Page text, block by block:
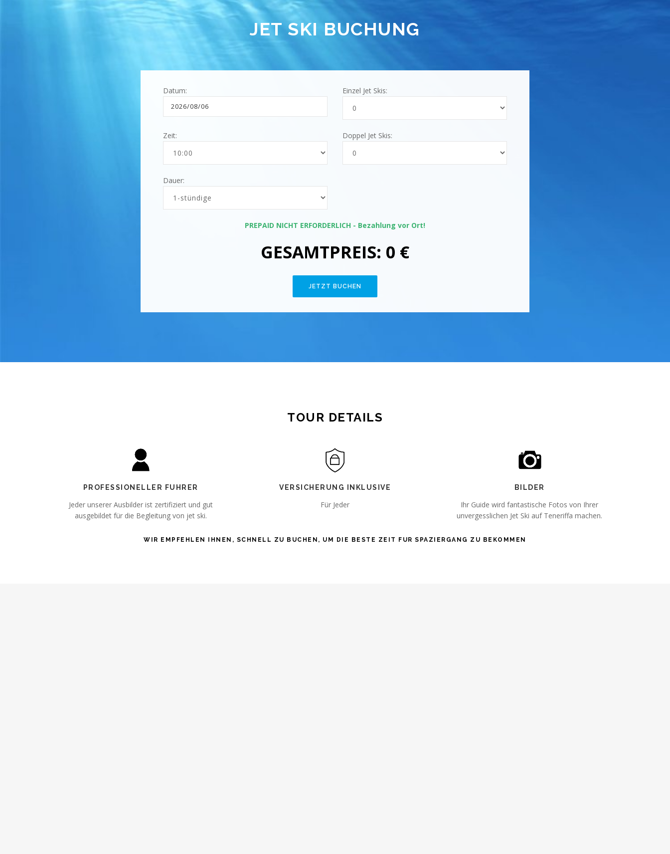
JET SKI BUCHUNG
Datum:
Zeit:
Dauer:
Einzel Jet Skis:
Doppel Jet Skis:
PREPAID NICHT ERFORDERLICH - Bezahlung vor Ort!
GESAMTPREIS: 0 €
JETZT BUCHEN
TOUR DETAILS
PROFESSIONELLER FUHRER
Jeder unserer Ausbilder ist zertifiziert und gut
ausgebildet für die Begleitung von jet ski.
VERSICHERUNG INKLUSIVE
Für Jeder
BILDER
Ihr Guide wird fantastische Fotos von Ihrer
unvergesslichen Jet Ski auf Teneriffa machen.
WIR EMPFEHLEN IHNEN, SCHNELL ZU BUCHEN, UM DIE BESTE ZEIT FUR SPAZIERGANG ZU BEKOMMEN